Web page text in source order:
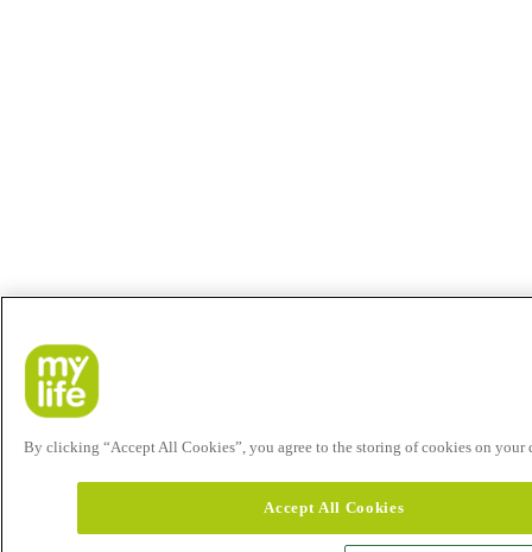
By clicking “Accept All Cookies”, you agree to the storing of cookies on your
Accept All Cookies